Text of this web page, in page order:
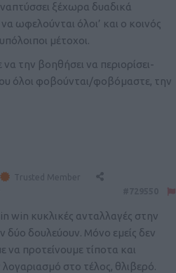
ξέχωρα δυαδικά
ωφελούνται όλοι’ και ο κοινός
μέτοχοι.
την βοηθήσει να περιορίσει-
όλοι φοβούνται/φοβόμαστε, την
Trusted Member
win κυκλικές ανταλλαγές στην
δύο δουλεύουν. Μόνο εμείς δεν
να προτείνουμε τίποτα και
στο τέλος, θλιβερό.